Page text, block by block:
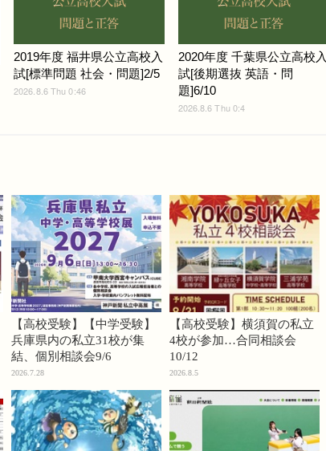
2019年度 福井県公立高校入
試[標準問題 社会・問題]2/5
2026.8.6 Thu 0:46
2020年度 千葉県公立高校入
試[後期選抜 英語・問
題]6/10
2026.8.6 Thu 0:4
【高校受験】【中学受験】
兵庫県内の私立31校が集
結、個別相談会9/6
2026.7.28
【高校受験】横須賀の私立
4校が参加…合同相談会
10/12
2026.8.5